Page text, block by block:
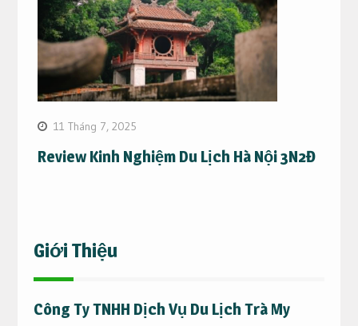
11 Tháng 7, 2025
Review Kinh Nghiệm Du Lịch Hà Nội 3N2Đ
Giới Thiệu
Công Ty TNHH Dịch Vụ Du Lịch Trà My